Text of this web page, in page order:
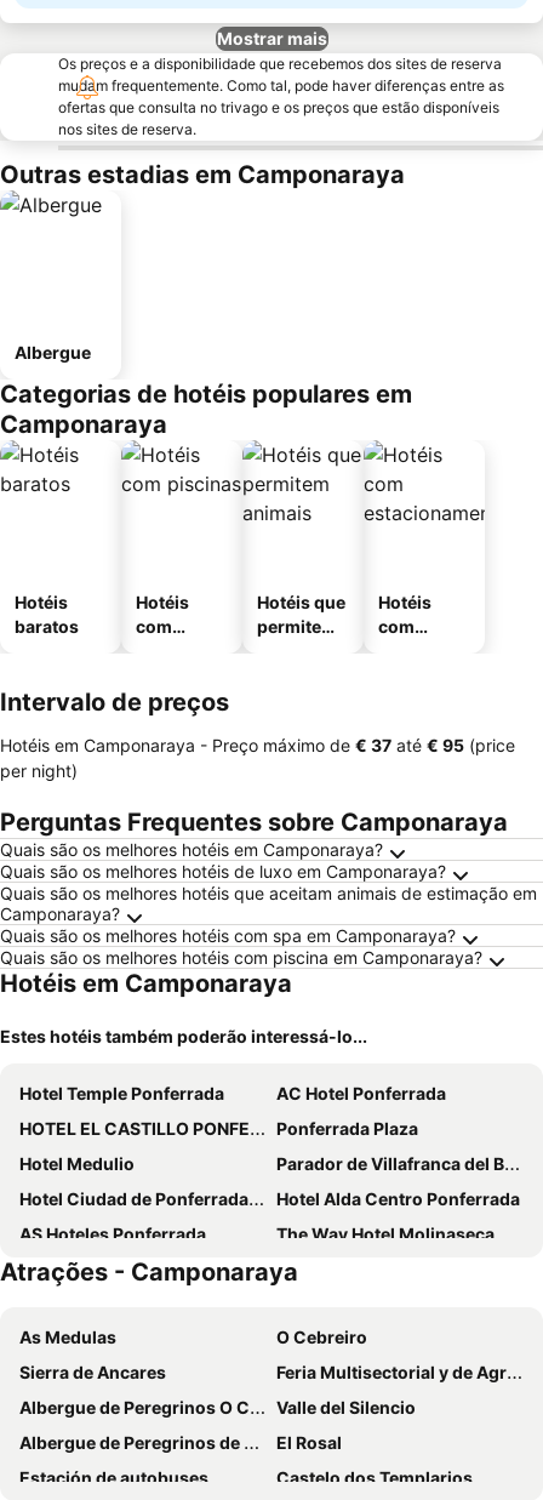
Mostrar mais
Os preços e a disponibilidade que recebemos dos sites de reserva
mudam frequentemente. Como tal, pode haver diferenças entre as
ofertas que consulta no trivago e os preços que estão disponíveis
nos sites de reserva.
Outras estadias em Camponaraya
Albergue
Categorias de hotéis populares em
Camponaraya
Hotéis
baratos
Hotéis
com
Hotéis que
permitem
Hotéis
com
Intervalo de preços
Hotéis em Camponaraya - Preço máximo de ‎€ 37 até ‎€ 95 (price
per night)
Perguntas Frequentes sobre Camponaraya
Quais são os melhores hotéis em Camponaraya?
Quais são os melhores hotéis de luxo em Camponaraya?
Quais são os melhores hotéis que aceitam animais de estimação em
Camponaraya?
Quais são os melhores hotéis com spa em Camponaraya?
Quais são os melhores hotéis com piscina em Camponaraya?
Hotéis em Camponaraya
Estes hotéis também poderão interessá-lo...
Hotel Temple Ponferrada
AC Hotel Ponferrada
HOTEL EL CASTILLO PONFERRADA ***
Ponferrada Plaza
Hotel Medulio
Parador de Villafranca del Bierzo
Hotel Ciudad de Ponferrada, Ascend Hotel Collection
Hotel Alda Centro Ponferrada
AS Hoteles Ponferrada
The Way Hotel Molinaseca
Hotel Los Templarios
Hotel Aroi Bierzo Plaza
Hotel Rural El Lagar De Las Médulas
Hotel Rural La Peregrina
Hotel Casa Ramon Molina Real
Hotel Rural Camino Médulas
Hotel Novo
Prada a Tope - Palacio de Canedo
Hotel Aroi Ponferrada
Los Rosales
Hotelas Ponferrada
El Ancla
Atrações - Camponaraya
As Medulas
O Cebreiro
Sierra de Ancares
Feria Multisectorial y de Agroturismo del Bierzo
Albergue de Peregrinos O Cebreiro
Valle del Silencio
Albergue de Peregrinos de Rabanal del Camino
El Rosal
Estación de autobuses
Castelo dos Templarios